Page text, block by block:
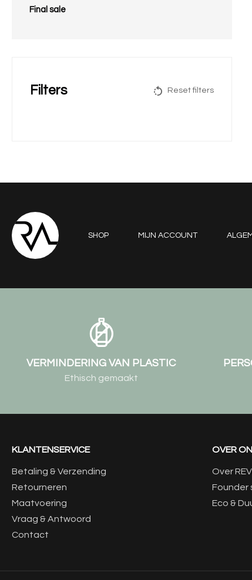
Final sale
Filters Reset filters
SHOP MIJN ACCOUNT
VERMINDERING VAN PLASTIC
Ethisch gemaakt
KLANTENSERVICE
Betaling & Verzending
Retourneren
Maatvoering
Vraag & Antwoord
Contact
OVER
Over
Founder
Eco &